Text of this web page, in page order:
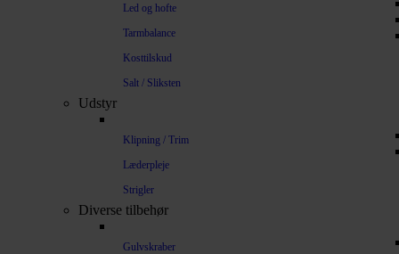
Led og hofte
Tarmbalance
Kosttilskud
Salt / Sliksten
Udstyr
Klipning / Trim
Læderpleje
Strigler
Diverse tilbehør
Gulvskraber